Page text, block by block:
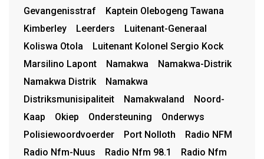
Gevangenisstraf
Kaptein Olebogeng Tawana
Kimberley
Leerders
Luitenant-Generaal
Koliswa Otola
Luitenant Kolonel Sergio Kock
Marsilino Lapont
Namakwa
Namakwa-Distrik
Namakwa Distrik
Namakwa
Distriksmunisipaliteit
Namakwaland
Noord-
Kaap
Okiep Ondersteuning
Onderwys
Polisiewoordvoerder
Port Nolloth
Radio NFM
Radio Nfm-Nuus
Radio Nfm 98.1
Radio Nfm